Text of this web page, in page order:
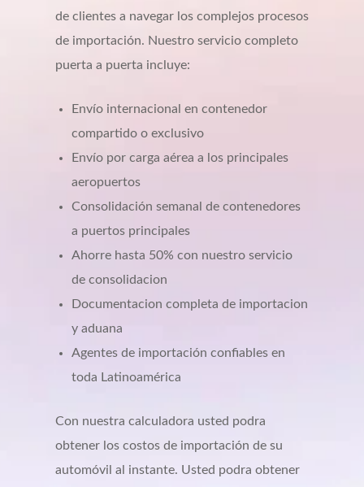
de clientes a navegar los complejos procesos
de importación. Nuestro servicio completo
puerta a puerta incluye:
Envío internacional en contenedor
compartido o exclusivo
Envío por carga aérea a los principales
aeropuertos
Consolidación semanal de contenedores
a puertos principales
Ahorre hasta 50% con nuestro servicio
de consolidacion
Documentacion completa de importacion
y aduana
Agentes de importación confiables en
toda Latinoamérica
Con nuestra calculadora usted podra
obtener los costos de importación de su
automóvil al instante. Usted podra obtener